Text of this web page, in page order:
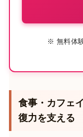
※ 無料体
食事・カフェ
復力を支える